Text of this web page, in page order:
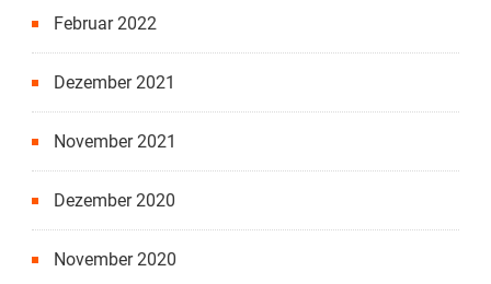
Februar 2022
Dezember 2021
November 2021
Dezember 2020
November 2020